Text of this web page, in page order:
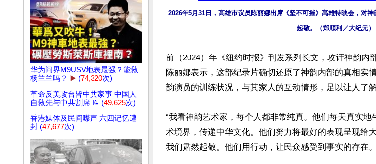
华为问界M9USV地表最强？能救
杨兰兰吗？
▶️ (74,320次)
革命反美攻台皆中共家事 中国人
自救先与中共割席 📝 (49,625次)
香港媒体及民间噤声 六四记忆遭
封 (47,677次)
2026年5月31日，高雄市议员陈丽娜出席《坚不可摧》高雄特映会，对
起敬。（郑顺利／大纪元）
前（2024）年《纽约时报》刊发系列长文，攻讦神韵内
陈丽娜表示，这部纪录片确切还原了神韵内部的真相实
韵演员的训练状况，与其家人的互动情形，足以让人了
“我看神韵艺术家，每个人都非常纯真。他们每天真实
术境界，传递中华文化。他们努力将最好的表现呈现给
我们肃然起敬。他们用行动，让民众感受到事实的存在